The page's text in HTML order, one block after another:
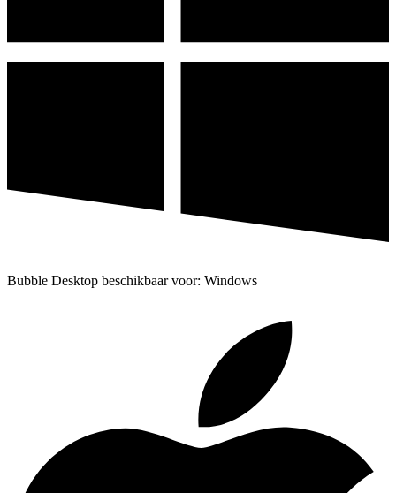
Bubble Desktop beschikbaar voor: Windows